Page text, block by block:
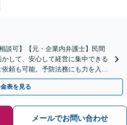
談可】【元・企業内弁護士】民間
して、安心して経営に集中できる
頼も可能。予防法務にも力を入れ
】
表を見る
メールでお問い合わせ